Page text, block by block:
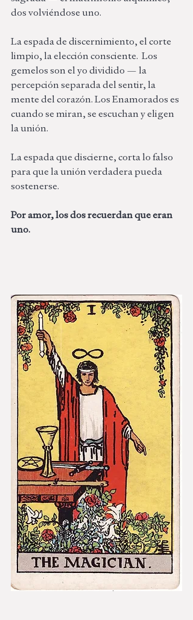
dos volviéndose uno.
La espada de discernimiento, el corte
limpio, la elección consciente.  Los
gemelos son el yo dividido — la
percepción separada del sentir, la
mente del corazón. Los Enamorados es
cuando se miran, se escuchan y eligen
la unión.
La espada que discierne, corta lo falso
para que la unión verdadera pueda
sostenerse.
Por amor, los dos recuerdan que eran
uno.